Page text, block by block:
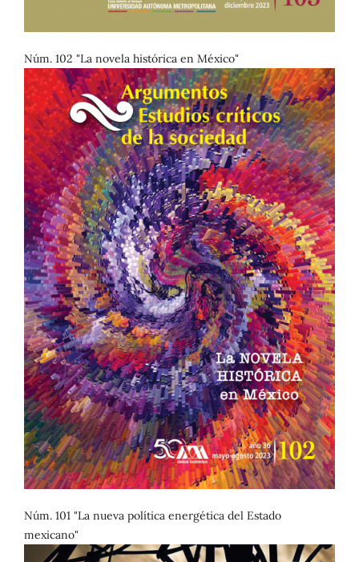
Núm. 102 "La novela histórica en México"
Núm. 101 "La nueva política energética del Estado
mexicano"